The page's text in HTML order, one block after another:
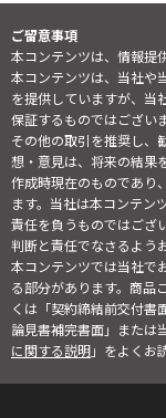
ご留意事項
本コンテンツは、情報提
本コンテンツは、当社や
を提供していますが、当
保証するものではござい
その他の取引を推奨し、
想・意見は、将来の結果
作成時現在のものであり
ます。当社は本コンテン
責任を負うものではござ
判断と責任でなさるよう
本コンテンツでは当社で
る部分があります。商品
くは「契約締結前交付書
論見書補完書面」または
に関する説明」をよくお